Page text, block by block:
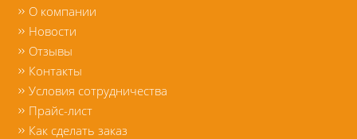
О компании
Новости
Отзывы
Контакты
Условия сотрудничества
Прайс-лист
Как сделать заказ